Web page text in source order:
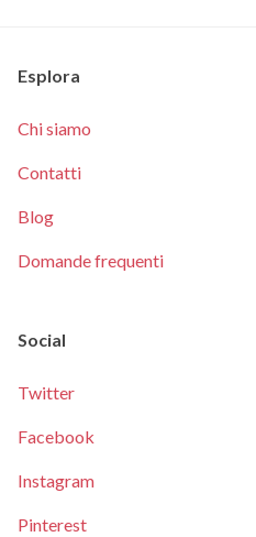
Esplora
Chi siamo
Contatti
Blog
Domande frequenti
Social
Twitter
Facebook
Instagram
Pinterest